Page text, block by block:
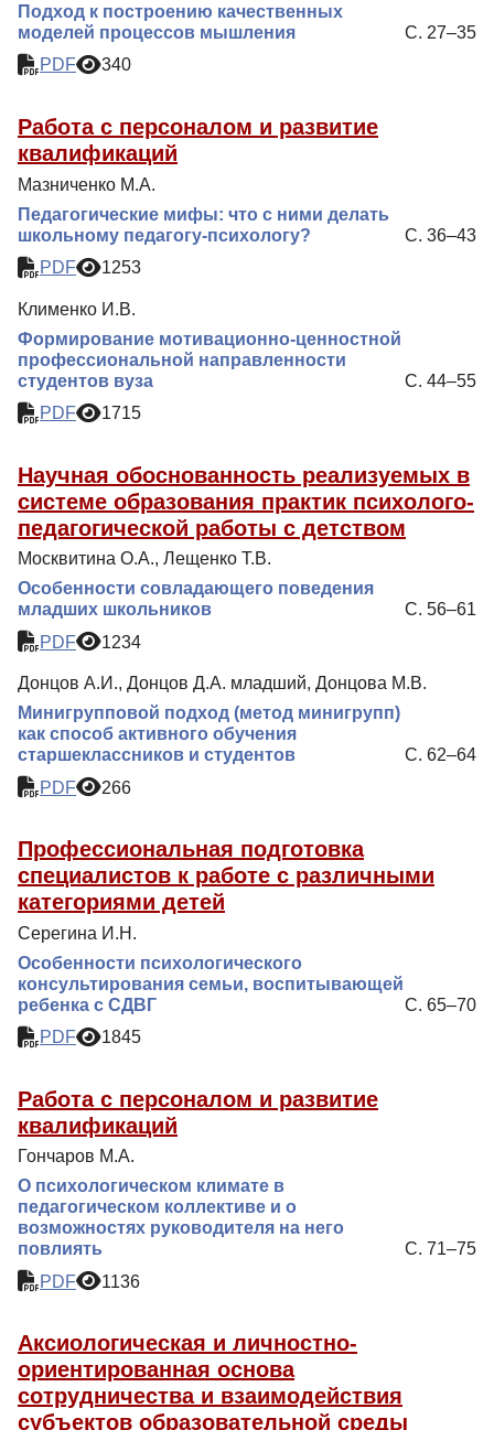
Подход к построению качественных
моделей процессов мышления
С. 27–35
PDF
340
Работа с персоналом и развитие
квалификаций
Мазниченко М.А.
Педагогические мифы: что с ними делать
школьному педагогу-психологу?
С. 36–43
PDF
1253
Клименко И.В.
Формирование мотивационно-ценностной
профессиональной направленности
студентов вуза
С. 44–55
PDF
1715
Научная обоснованность реализуемых в
системе образования практик психолого-
педагогической работы с детством
Москвитина О.А., Лещенко Т.В.
Особенности совладающего поведения
младших школьников
С. 56–61
PDF
1234
Донцов А.И., Донцов Д.А. младший, Донцова М.В.
Минигрупповой подход (метод минигрупп)
как способ активного обучения
старшеклассников и студентов
С. 62–64
PDF
266
Профессиональная подготовка
специалистов к работе с различными
категориями детей
Серегина И.Н.
Особенности психологического
консультирования семьи, воспитывающей
ребенка с СДВГ
С. 65–70
PDF
1845
Работа с персоналом и развитие
квалификаций
Гончаров М.А.
О психологическом климате в
педагогическом коллективе и о
возможностях руководителя на него
повлиять
С. 71–75
PDF
1136
Аксиологическая и личностно-
ориентированная основа
сотрудничества и взаимодействия
субъектов образовательной среды